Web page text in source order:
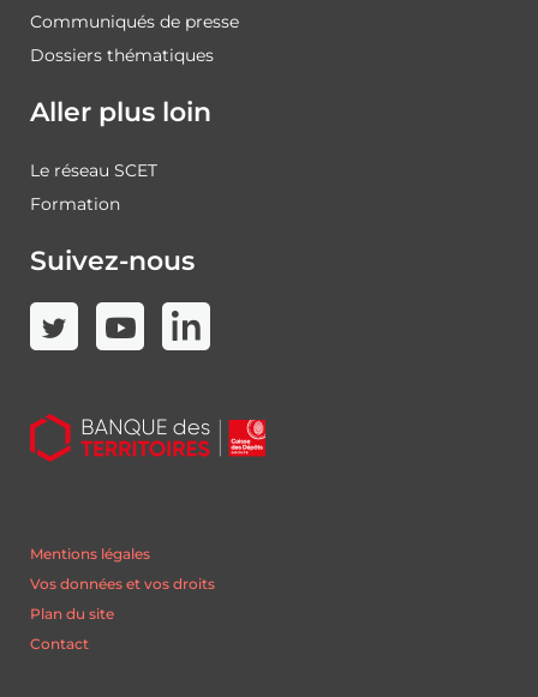
Communiqués de presse
Dossiers thématiques
Aller plus loin
Le réseau SCET
Formation
Suivez-nous
Mentions légales
Vos données et vos droits
Plan du site
Contact